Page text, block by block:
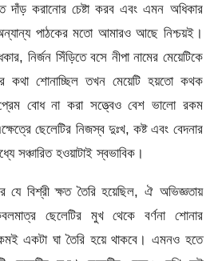
দাঁড় করানোর চেষ্টা করব এবং এমন অধিকার
পাঠকের মতো আমারও আছে নিশ্চয়ই।
নির্জন সিঁড়িতে বসে নীপা নামের মেয়েটিকে
কথা শোনাচ্ছিল তখন মেয়েটি হয়তো কথক
বোধ না করা সত্ত্বেও বেশ ভালো রকম
ছেলেটির নিজস্ব দুঃখ, কষ্ট এবং বেদনার
সঞ্চারিত হওয়াটাই স্বভাবিক।
যে বিশ্রী ক্ষত তৈরি হয়েছিল, ঐ অভিজ্ঞতায়
ছেলেটির মুখ থেকে বর্ণনা শোনার
একটা ঘা তৈরি হয়ে থাকবে। এমনও হতে